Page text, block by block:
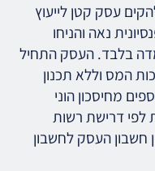
עסק קטן לייעוץ
נאה והניחו
בלבד. העסק התחיל
המס וללא תכנון
מחיסכון הוני
לפי דרישת רשות
חשבון העסק לחשבון